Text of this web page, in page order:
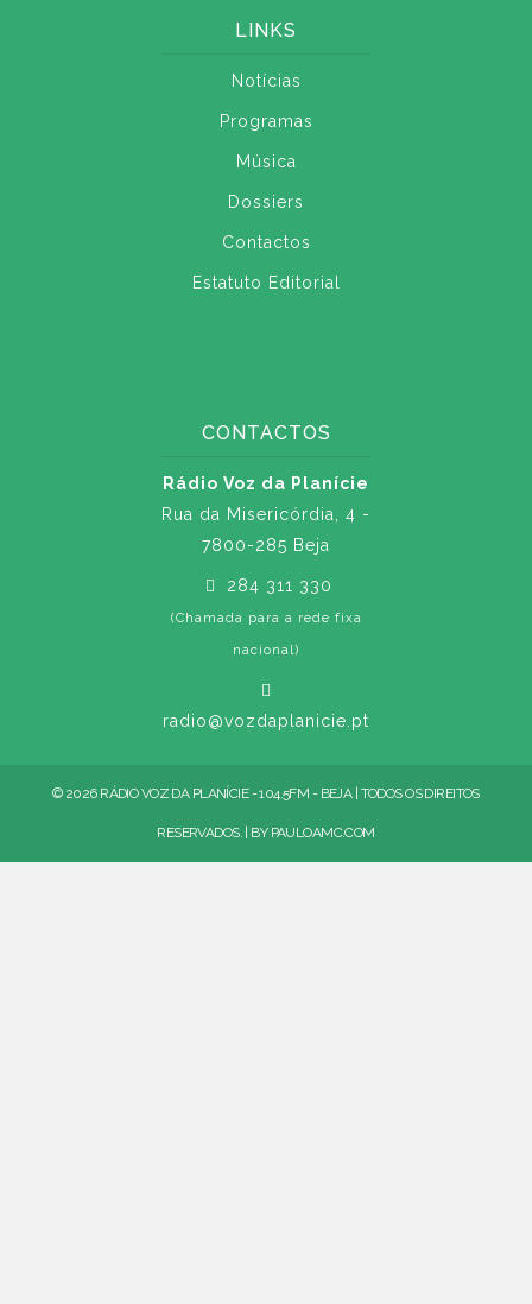
LINKS
Notícias
Programas
Música
Dossiers
Contactos
Estatuto Editorial
CONTACTOS
Rádio Voz da Planície
Rua da Misericórdia, 4 -
7800-285 Beja
284 311 330
(Chamada para a rede fixa
nacional)
radio@vozdaplanicie.pt
© 2026 RÁDIO VOZ DA PLANÍCIE - 104.5FM - BEJA | TODOS OS DIREITOS
RESERVADOS. | BY PAULOAMC.COM